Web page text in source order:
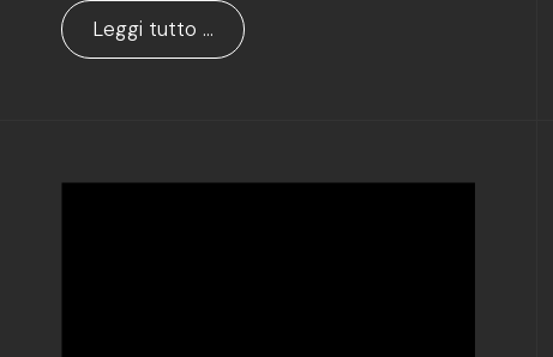
Leggi tutto …